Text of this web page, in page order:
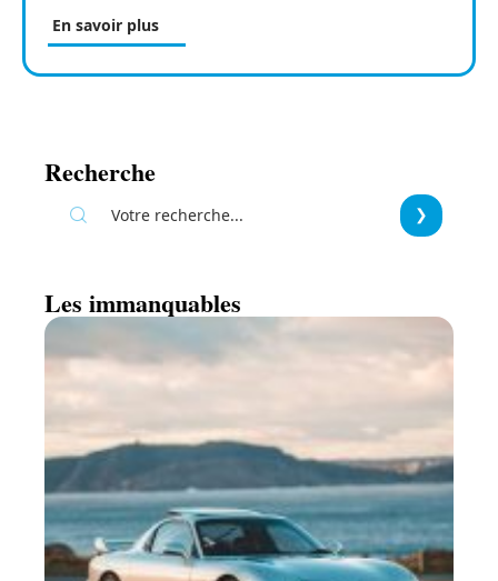
En savoir plus
Recherche
Les immanquables